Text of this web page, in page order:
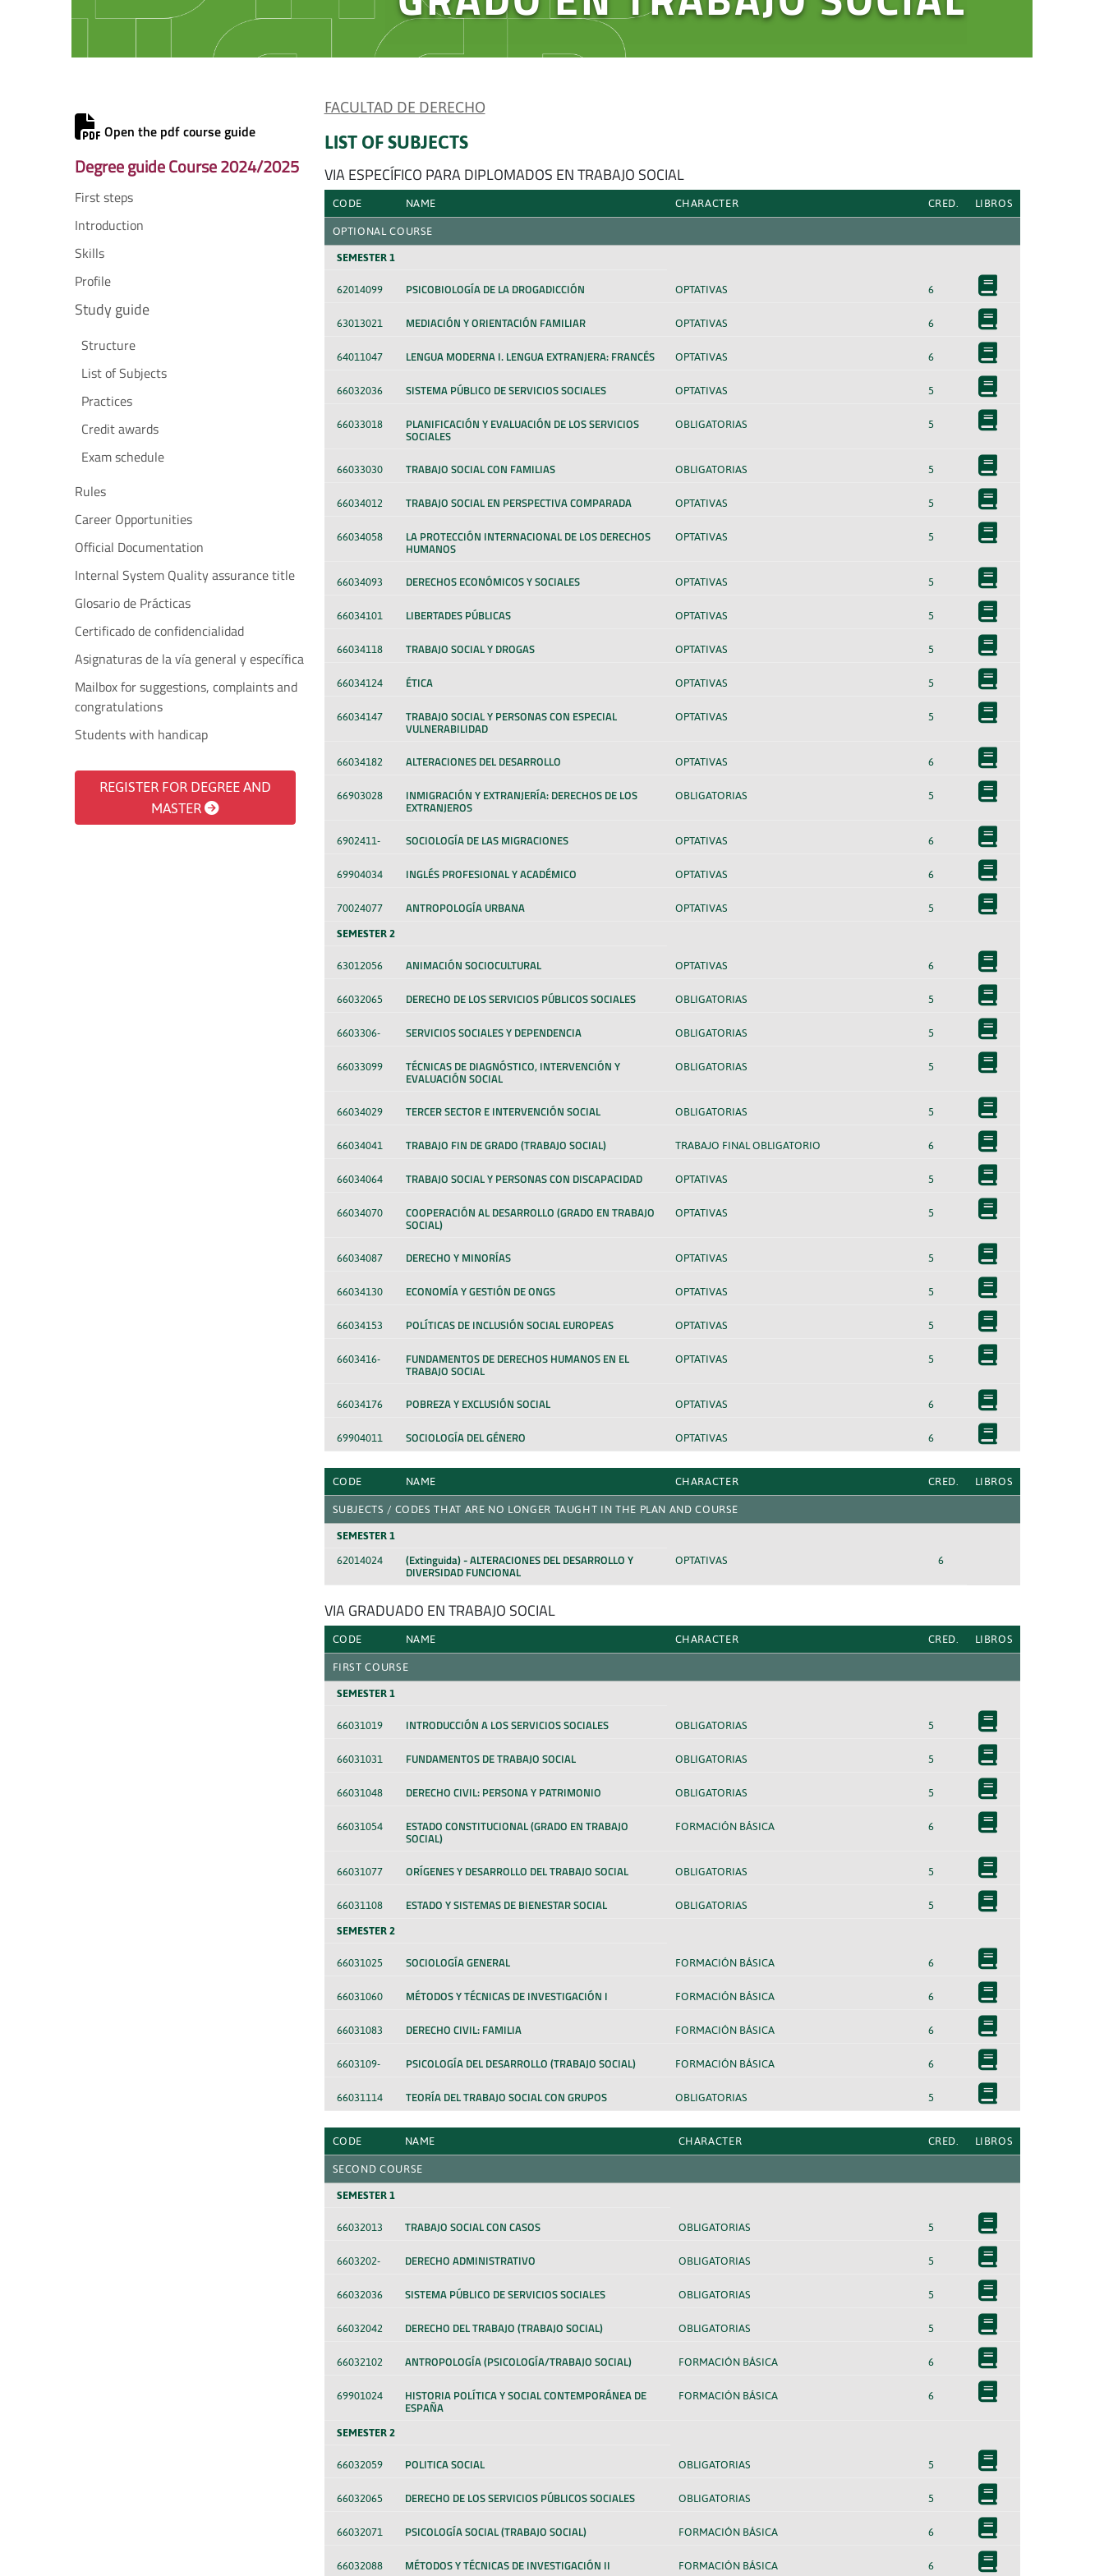
Open the pdf course guide
Degree guide Course 2024/2025
First steps
Introduction
Skills
Profile
Study guide
Structure
List of Subjects
Practices
Credit awards
Exam schedule
Rules
Career Opportunities
Official Documentation
Internal System Quality assurance title
Glosario de Prácticas
Certificado de confidencialidad
Asignaturas de la vía general y específica
Mailbox for suggestions, complaints and
congratulations
Students with handicap
REGISTER FOR DEGREE AND
MASTER
FACULTAD DE DERECHO
LIST OF SUBJECTS
VIA ESPECÍFICO PARA DIPLOMADOS EN TRABAJO SOCIAL
CODE NAME CHARACTER CRED. LIBROS
OPTIONAL COURSE
SEMESTER 1
62014099 PSICOBIOLOGÍA DE LA DROGADICCIÓN OPTATIVAS 6
63013021 MEDIACIÓN Y ORIENTACIÓN FAMILIAR OPTATIVAS 6
64011047 LENGUA MODERNA I. LENGUA EXTRANJERA: FRANCÉS OPTATIVAS 6
66032036 SISTEMA PÚBLICO DE SERVICIOS SOCIALES OPTATIVAS 5
66033018 PLANIFICACIÓN Y EVALUACIÓN DE LOS SERVICIOS
SOCIALES
OBLIGATORIAS 5
66033030 TRABAJO SOCIAL CON FAMILIAS OBLIGATORIAS 5
66034012 TRABAJO SOCIAL EN PERSPECTIVA COMPARADA OPTATIVAS 5
66034058 LA PROTECCIÓN INTERNACIONAL DE LOS DERECHOS
HUMANOS
OPTATIVAS 5
66034093 DERECHOS ECONÓMICOS Y SOCIALES OPTATIVAS 5
66034101 LIBERTADES PÚBLICAS OPTATIVAS 5
66034118 TRABAJO SOCIAL Y DROGAS OPTATIVAS 5
66034124 ÉTICA OPTATIVAS 5
66034147 TRABAJO SOCIAL Y PERSONAS CON ESPECIAL
VULNERABILIDAD
OPTATIVAS 5
66034182 ALTERACIONES DEL DESARROLLO OPTATIVAS 6
66903028 INMIGRACIÓN Y EXTRANJERÍA: DERECHOS DE LOS
EXTRANJEROS
OBLIGATORIAS 5
6902411- SOCIOLOGÍA DE LAS MIGRACIONES OPTATIVAS 6
69904034 INGLÉS PROFESIONAL Y ACADÉMICO OPTATIVAS 6
70024077 ANTROPOLOGÍA URBANA OPTATIVAS 5
SEMESTER 2
63012056 ANIMACIÓN SOCIOCULTURAL OPTATIVAS 6
66032065 DERECHO DE LOS SERVICIOS PÚBLICOS SOCIALES OBLIGATORIAS 5
6603306- SERVICIOS SOCIALES Y DEPENDENCIA OBLIGATORIAS 5
66033099 TÉCNICAS DE DIAGNÓSTICO, INTERVENCIÓN Y
EVALUACIÓN SOCIAL
OBLIGATORIAS 5
66034029 TERCER SECTOR E INTERVENCIÓN SOCIAL OBLIGATORIAS 5
66034041 TRABAJO FIN DE GRADO (TRABAJO SOCIAL) TRABAJO FINAL OBLIGATORIO 6
66034064 TRABAJO SOCIAL Y PERSONAS CON DISCAPACIDAD OPTATIVAS 5
66034070 COOPERACIÓN AL DESARROLLO (GRADO EN TRABAJO
SOCIAL)
OPTATIVAS 5
66034087 DERECHO Y MINORÍAS OPTATIVAS 5
66034130 ECONOMÍA Y GESTIÓN DE ONGS OPTATIVAS 5
66034153 POLÍTICAS DE INCLUSIÓN SOCIAL EUROPEAS OPTATIVAS 5
6603416- FUNDAMENTOS DE DERECHOS HUMANOS EN EL
TRABAJO SOCIAL
OPTATIVAS 5
66034176 POBREZA Y EXCLUSIÓN SOCIAL OPTATIVAS 6
69904011 SOCIOLOGÍA DEL GÉNERO OPTATIVAS 6
CODE NAME CHARACTER CRED. LIBROS
SUBJECTS / CODES THAT ARE NO LONGER TAUGHT IN THE PLAN AND COURSE
SEMESTER 1
62014024
(Extinguida) - ALTERACIONES DEL DESARROLLO Y
DIVERSIDAD FUNCIONAL
OPTATIVAS 6
VIA GRADUADO EN TRABAJO SOCIAL
CODE NAME CHARACTER CRED. LIBROS
FIRST COURSE
SEMESTER 1
66031019 INTRODUCCIÓN A LOS SERVICIOS SOCIALES OBLIGATORIAS 5
66031031 FUNDAMENTOS DE TRABAJO SOCIAL OBLIGATORIAS 5
66031048 DERECHO CIVIL: PERSONA Y PATRIMONIO OBLIGATORIAS 5
66031054 ESTADO CONSTITUCIONAL (GRADO EN TRABAJO
SOCIAL)
FORMACIÓN BÁSICA 6
66031077 ORÍGENES Y DESARROLLO DEL TRABAJO SOCIAL OBLIGATORIAS 5
66031108 ESTADO Y SISTEMAS DE BIENESTAR SOCIAL OBLIGATORIAS 5
SEMESTER 2
66031025 SOCIOLOGÍA GENERAL FORMACIÓN BÁSICA 6
66031060 MÉTODOS Y TÉCNICAS DE INVESTIGACIÓN I FORMACIÓN BÁSICA 6
66031083 DERECHO CIVIL: FAMILIA FORMACIÓN BÁSICA 6
6603109- PSICOLOGÍA DEL DESARROLLO (TRABAJO SOCIAL) FORMACIÓN BÁSICA 6
66031114 TEORÍA DEL TRABAJO SOCIAL CON GRUPOS OBLIGATORIAS 5
CODE NAME CHARACTER CRED. LIBROS
SECOND COURSE
SEMESTER 1
66032013 TRABAJO SOCIAL CON CASOS OBLIGATORIAS 5
6603202- DERECHO ADMINISTRATIVO OBLIGATORIAS 5
66032036 SISTEMA PÚBLICO DE SERVICIOS SOCIALES OBLIGATORIAS 5
66032042 DERECHO DEL TRABAJO (TRABAJO SOCIAL) OBLIGATORIAS 5
66032102 ANTROPOLOGÍA (PSICOLOGÍA/TRABAJO SOCIAL) FORMACIÓN BÁSICA 6
69901024 HISTORIA POLÍTICA Y SOCIAL CONTEMPORÁNEA DE
ESPAÑA
FORMACIÓN BÁSICA 6
SEMESTER 2
66032059 POLITICA SOCIAL OBLIGATORIAS 5
66032065 DERECHO DE LOS SERVICIOS PÚBLICOS SOCIALES OBLIGATORIAS 5
66032071 PSICOLOGÍA SOCIAL (TRABAJO SOCIAL) FORMACIÓN BÁSICA 6
66032088 MÉTODOS Y TÉCNICAS DE INVESTIGACIÓN II FORMACIÓN BÁSICA 6